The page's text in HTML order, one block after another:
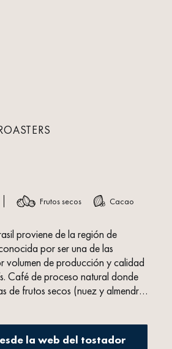
Frutos secos Cacao
proviene de la región de
por ser una de las
volumen de producción y calidad
Café de proceso natural donde
de frutos secos (nuez y almendra
la web del tostador